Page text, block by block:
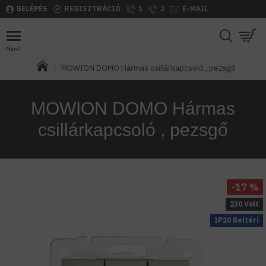
BELÉPÉS REGISZTRÁCIÓ 1 2 E-MAIL
MOWION DOMO Hármas csillárkapcsoló , pezsgő
MOWION DOMO Hármas
csillárkapcsoló , pezsgő
IP20 Beltéri
230 Volt
-17 %